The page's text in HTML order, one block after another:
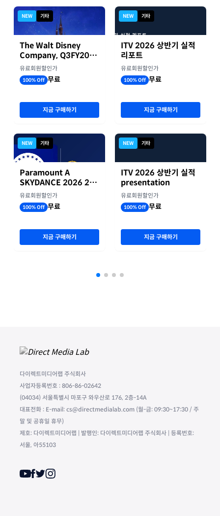
NEW 기타
The Walt Disney
Company, Q3FY2026
실적자료
유료회원할인가
100% Off 무료
지금 구매하기
NEW 기타
Paramount A
SKYDANCE 2026 2분
기 실적
유료회원할인가
100% Off 무료
지금 구매하기
NEW 기타
ITV 2026 상반기 실적
리포트
유료회원할인가
100% Off 무료
지금 구매하기
NEW 기타
ITV 2026 상반기 실적
presentation
유료회원할인가
100% Off 무료
지금 구매하기
다이렉트미디어랩 주식회사
사업자등록번호 : 806-86-02642
(04034) 서울특별시 마포구 와우산로 176, 2층-14A
대표전화 : E-mail: cs@directmedialab.com (월-금: 09:30~17:30 / 주
말 및 공휴일 휴무)
제호: 다이렉트미디어랩 | 발행인: 다이렉트미디어랩 주식회사 | 등록번호:
서울, 아55103